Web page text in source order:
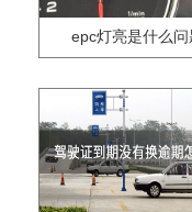
epc灯亮是什么问